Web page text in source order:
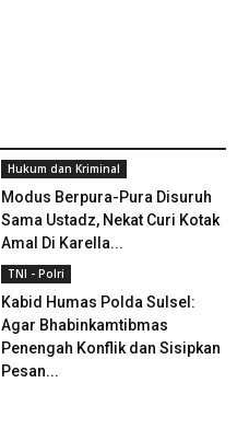
Hukum dan Kriminal
Modus Berpura-Pura Disuruh
Sama Ustadz, Nekat Curi Kotak
Amal Di Karella...
TNI - Polri
Kabid Humas Polda Sulsel:
Agar Bhabinkamtibmas
Penengah Konflik dan Sisipkan
Pesan...